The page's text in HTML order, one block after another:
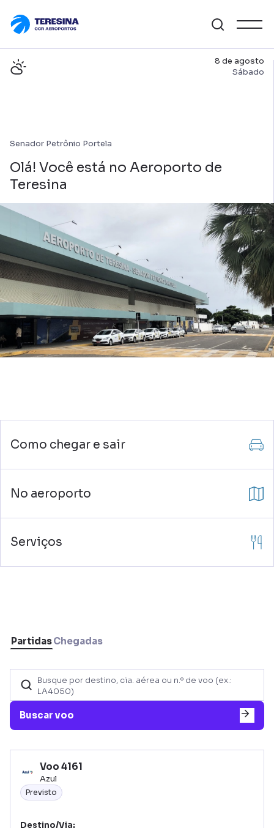
8 de agosto
Sábado
Senador Petrônio Portela
Olá! Você está no Aeroporto de
Teresina
Como chegar e sair
No aeroporto
Serviços
PartidasChegadas
Buscar voo
Voo 4161
Destino/Via
Azul
Previsto